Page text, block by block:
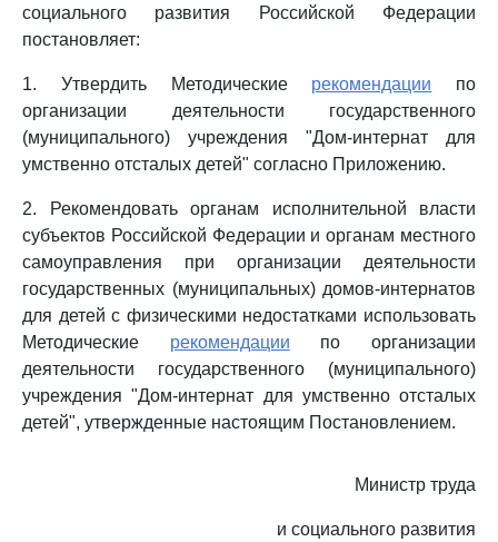
социального развития Российской Федерации
постановляет:
1. Утвердить Методические рекомендации по
организации деятельности государственного
(муниципального) учреждения "Дом-интернат для
умственно отсталых детей" согласно Приложению.
2. Рекомендовать органам исполнительной власти
субъектов Российской Федерации и органам местного
самоуправления при организации деятельности
государственных (муниципальных) домов-интернатов
для детей с физическими недостатками использовать
Методические рекомендации по организации
деятельности государственного (муниципального)
учреждения "Дом-интернат для умственно отсталых
детей", утвержденные настоящим Постановлением.
Министр труда
и социального развития